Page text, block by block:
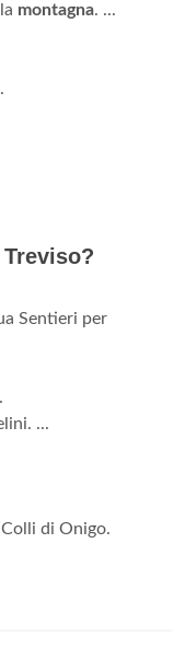
montagna. ...
Sentieri per
...
di Onigo.